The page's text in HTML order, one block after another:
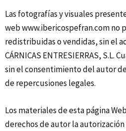
Las fotografías y visuales
webwww.ibericospefran.comno
redistribuidas o vendidas, sin el
CÁRNICAS ENTRESIERRAS, S.L.
sin el consentimiento del autor
de repercusiones legales.
Los materiales de esta página
derechos de autor la